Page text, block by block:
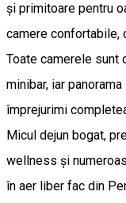
și primitoare pentru
camere confortabile,
Toate camerele sunt
minibar, iar
împrejurimi
Micul dejun bogat,
wellness și
în aer liber fac din